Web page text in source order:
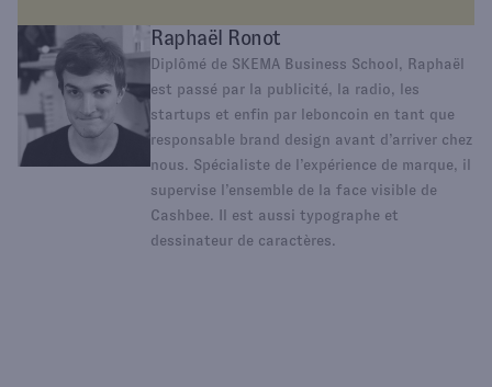
Raphaël Ronot
Diplômé de SKEMA Business School, Raphaël
est passé par la publicité, la radio, les
startups et enfin par leboncoin en tant que
responsable brand design avant d’arriver chez
nous. Spécialiste de l’expérience de marque, il
supervise l’ensemble de la face visible de
Cashbee. Il est aussi typographe et
dessinateur de caractères.